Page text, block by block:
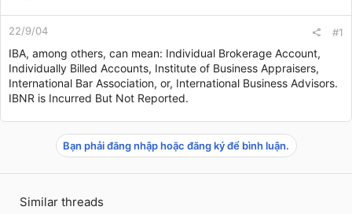
22/9/04 #1
IBA, among others, can mean: Individual Brokerage Account,
Individually Billed Accounts, Institute of Business Appraisers,
International Bar Association, or, International Business Advisors.
IBNR is Incurred But Not Reported.
Bạn phải đăng nhập hoặc đăng ký để bình luận.
Similar threads